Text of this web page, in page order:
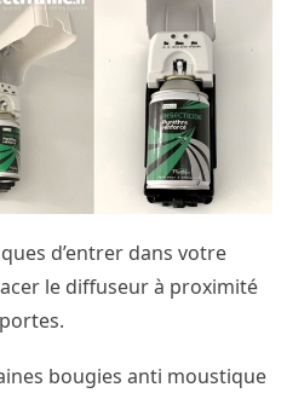
d’entrer dans votre
le diffuseur à proximité
bougies anti moustique